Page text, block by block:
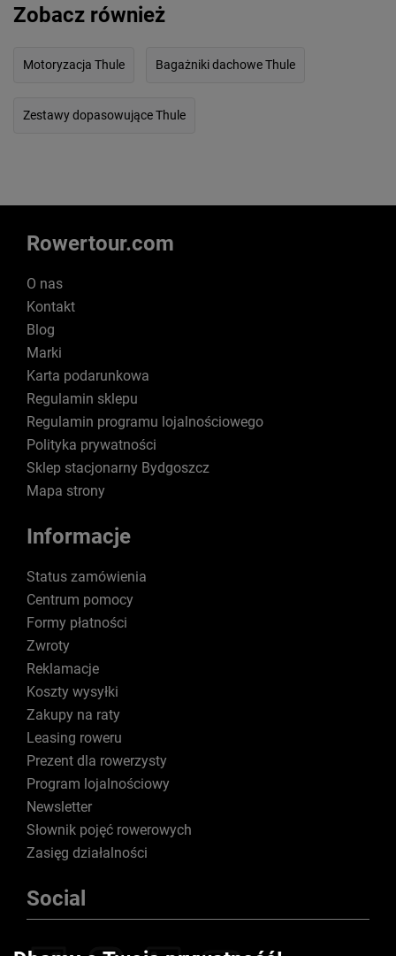
Zobacz również
Motoryzacja Thule Bagażniki dachowe Thule
Zestawy dopasowujące Thule
Rowertour.com
O nas
Kontakt
Blog
Marki
Karta podarunkowa
Regulamin sklepu
Regulamin programu lojalnościowego
Polityka prywatności
Sklep stacjonarny Bydgoszcz
Mapa strony
Informacje
Status zamówienia
Centrum pomocy
Formy płatności
Zwroty
Reklamacje
Koszty wysyłki
Zakupy na raty
Leasing roweru
Prezent dla rowerzysty
Program lojalnościowy
Newsletter
Słownik pojęć rowerowych
Zasięg działalności
Social